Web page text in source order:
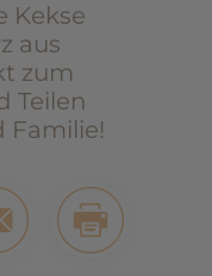
Kekse
aus
zum
Teilen
Familie!